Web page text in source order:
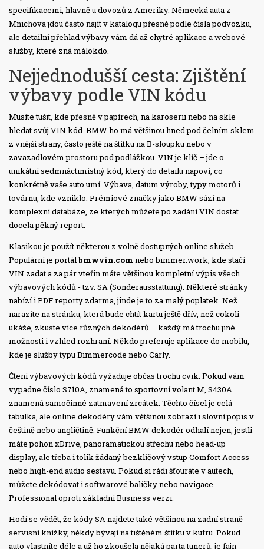
specifikacemi, hlavně u dovozů z Ameriky. Německá auta z
Mnichova jdou často najít v katalogu přesně podle čísla podvozku,
ale detailní přehlad výbavy vám dá až chytré aplikace a webové
služby, které zná málokdo.
Nejjednodušší cesta: Zjištění
výbavy podle VIN kódu
Musíte tušit, kde přesně v papírech, na karoserii nebo na skle
hledat svůj VIN kód. BMW ho má většinou hned pod čelním sklem
z vnější strany, často ještě na štítku na B-sloupku nebo v
zavazadlovém prostoru pod podlážkou. VIN je klíč – jde o
unikátní sedmnáctimístný kód, který do detailu napoví, co
konkrétně vaše auto umí. Výbava, datum výroby, typy motorů i
továrnu, kde vzniklo. Prémiové značky jako BMW sází na
komplexní databáze, ze kterých můžete po zadání VIN dostat
docela pěkný report.
Klasikou je použít některou z volně dostupných online služeb.
Populární je portálbmwvin.com nebo bimmer.work, kde stačí
VIN zadat a za pár vteřin máte většinou kompletní výpis všech
výbavových kódů - tzv. SA (Sonderausstattung). Některé stránky
nabízí i PDF reporty zdarma, jinde je to za malý poplatek. Než
narazíte na stránku, která bude chtít kartu ještě dřív, než cokoli
ukáže, zkuste více různých dekodérů – každý má trochu jiné
možnosti i vzhled rozhraní. Někdo preferuje aplikace do mobilu,
kde je služby typu Bimmercode nebo Carly.
Čtení výbavových kódů vyžaduje občas trochu cvik. Pokud vám
vypadne číslo S710A, znamená to sportovní volant M, S430A
znamená samočinné zatmavení zrcátek. Těchto čísel je celá
tabulka, ale online dekodéry vám většinou zobrazí i slovní popis v
češtině nebo angličtině. Funkční BMW dekodér odhalí nejen, jestli
máte pohon xDrive, panoramatickou střechu nebo head-up
display, ale třeba i tolik žádaný bezklíčový vstup Comfort Access
nebo high-end audio sestavu. Pokud si rádi šťouráte v autech,
můžete dekódovat i softwarové balíčky nebo navigace
Professional oproti základní Business verzi.
Hodí se vědět, že kódy SA najdete také většinou na zadní straně
servisní knížky, někdy bývají na tištěném štítku v kufru. Pokud
auto vlastníte déle a už ho zkoušela nějaká parta tunerů, je fajn